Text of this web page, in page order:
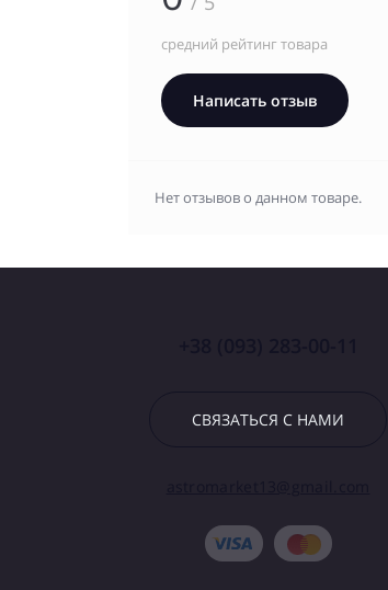
средний рейтинг товара
Написать отзыв
Нет отзывов о данном товаре.
СВЯЗАТЬСЯ С НАМИ